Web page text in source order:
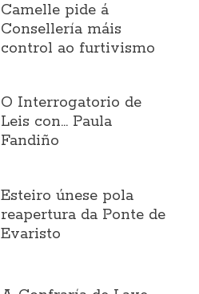
Camelle pide á
Consellería máis
control ao furtivismo
O Interrogatorio de
Leis con... Paula
Fandiño
Esteiro únese pola
reapertura da Ponte de
Evaristo